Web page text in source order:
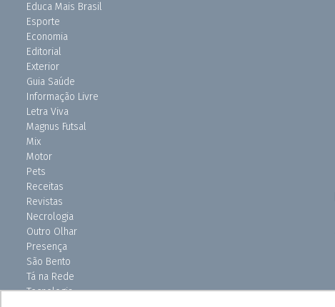
Educa Mais Brasil
Esporte
Economia
Editorial
Exterior
Guia Saúde
Informação Livre
Letra Viva
Magnus Futsal
Mix
Motor
Pets
Receitas
Revistas
Necrologia
Outro Olhar
Presença
São Bento
Tá na Rede
Tecnologia